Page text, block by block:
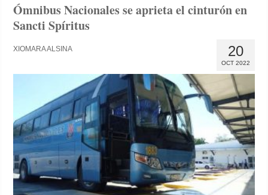
Ómnibus Nacionales se aprieta el cinturón en
Sancti Spíritus
20
OCT 2022
XIOMARA ALSINA